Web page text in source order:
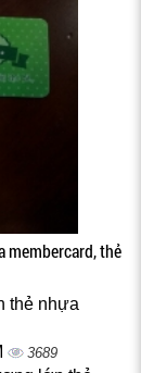
membercard, thẻ
thẻ nhựa
3689